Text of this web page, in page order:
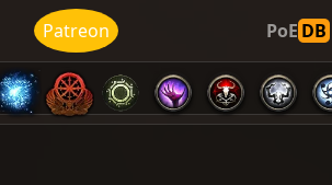
Patreon PoEDB